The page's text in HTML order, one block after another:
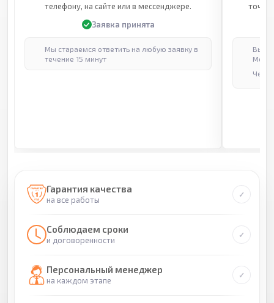
телефону, на сайте или в мессенджере.
Заявка принята
Мы стараемся ответить на любую заявку в
течение 15 минут
Гарантия качества
на все работы
Соблюдаем сроки
и договоренности
Персональный менеджер
на каждом этапе